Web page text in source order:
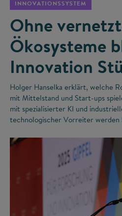
INNOVATIONSSYSTEM
Ohne
Ökosysteme
Innovation
Holger Hanselka erklärt, welche
mit Mittelstand und Start-ups
mit spezialisierter KI und
technologischer Vorreiter werden